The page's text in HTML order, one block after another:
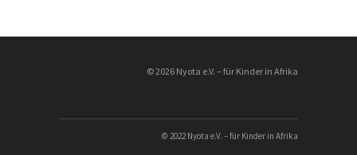
© 2026 Nyota e.V. – für Kinder in Afrika
© 2022 Nyota e.V. – für Kinder in Afrika